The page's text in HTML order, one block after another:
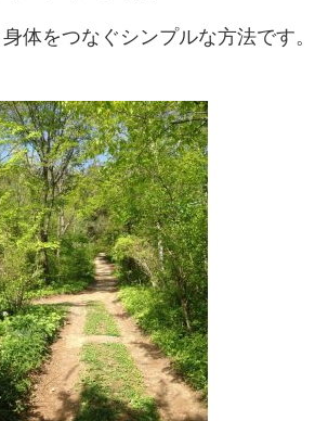
体をつなぐシンプルな方法です。